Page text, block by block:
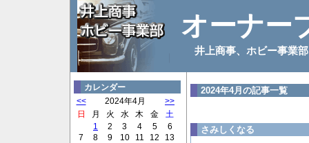
オーナー
井上商事、ホビー事業部
カレンダー
<<
2024年4月
>>
日
月 火 水 木 金
土
1
2 3 4 5
6
7
8 9 10 11 12
13
2024年4月の記事一覧
さみしくなる